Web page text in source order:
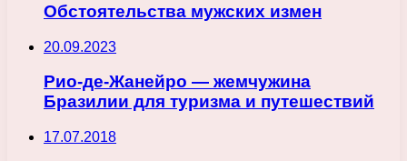
Обстоятельства мужских измен
20.09.2023
Рио-де-Жанейро — жемчужина
Бразилии для туризма и путешествий
17.07.2018